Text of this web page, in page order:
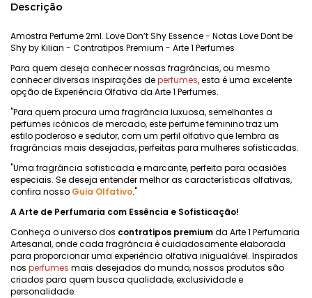
Descrição
Amostra Perfume 2ml. Love Don’t Shy Essence - Notas Love Dont be
Shy by Kilian - Contratipos Premium - Arte 1 Perfumes
Para quem deseja conhecer nossas fragrâncias, ou mesmo
conhecer diversas inspirações deperfumes, esta é uma excelente
opção de Experiência Olfativa da Arte 1 Perfumes.
"Para quem procura uma fragrância luxuosa, semelhantes a
perfumes icônicos de mercado, este perfume feminino traz um
estilo poderoso e sedutor, com um perfil olfativo que lembra as
fragrâncias mais desejadas, perfeitas para mulheres sofisticadas.
"Uma fragrância sofisticada e marcante, perfeita para ocasiões
especiais. Se deseja entender melhor as características olfativas,
confira nosso Guia Olfativo."
A Arte de Perfumaria com Essência e Sofisticação!
Conheça o universo dos contratipos premiumda Arte 1 Perfumaria
Artesanal, onde cada fragrância é cuidadosamente elaborada
para proporcionar uma experiência olfativa inigualável. Inspirados
nos perfumes mais desejados do mundo, nossos produtos são
criados para quem busca qualidade, exclusividade e
personalidade.